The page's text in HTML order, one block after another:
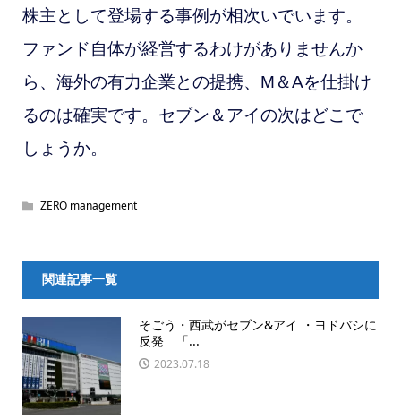
株主として登場する事例が相次いでいます。
ファンド自体が経営するわけがありませんか
ら、海外の有力企業との提携、M＆Aを仕掛け
るのは確実です。セブン＆アイの次はどこで
しょうか。
ZERO management
関連記事一覧
そごう・西武がセブン&アイ ・ヨドバシに
反発 「...
2023.07.18